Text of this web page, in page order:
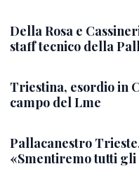
Della Rosa e
staff tecnico della
Triestina, esordio in
campo del Lme
Pallacanestro
«Smentiremo tutti gli